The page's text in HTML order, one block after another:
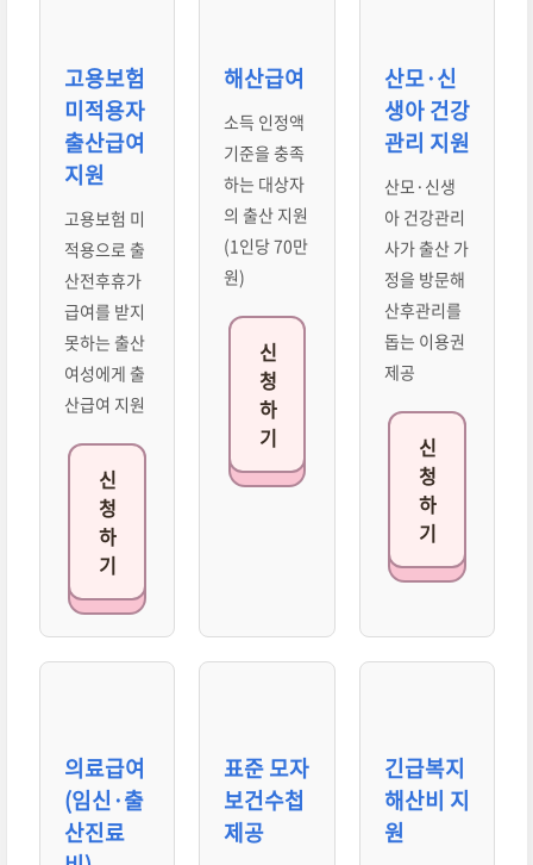
고용보험
미적용자
출산급여
지원
고용보험 미
적용으로 출
산전후휴가
급여를 받지
못하는 출산
여성에게 출
산급여 지원
신
청
하
기
해산급여
소득 인정액
기준을 충족
하는 대상자
의 출산 지원
(1인당 70만
원)
신
청
하
기
산모·신
생아 건강
관리 지원
산모·신생
아 건강관리
사가 출산 가
정을 방문해
산후관리를
돕는 이용권
제공
신
청
하
기
의료급여
(임신·출
산진료
표준 모자
보건수첩
제공
긴급복지
해산비 지
원